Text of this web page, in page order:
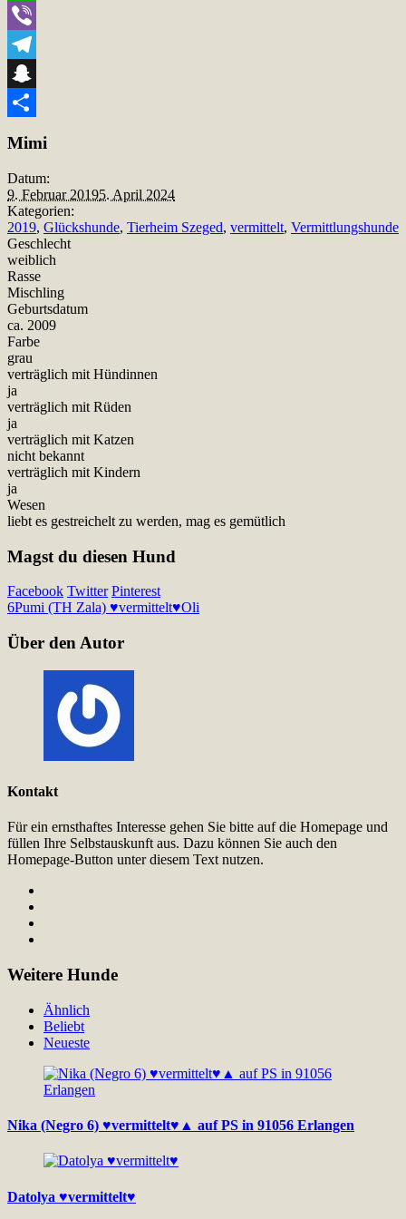
WhatsApp
Viber
Telegram
Snapchat
Mimi
Datum:
9. Februar 20195. April 2024
Kategorien:
2019, Glückshunde, Tierheim Szeged, vermittelt, Vermittlungshunde
Geschlecht
weiblich
Rasse
Mischling
Geburtsdatum
ca. 2009
Farbe
grau
verträglich mit Hündinnen
ja
verträglich mit Rüden
ja
verträglich mit Katzen
nicht bekannt
verträglich mit Kindern
ja
Wesen
liebt es gestreichelt zu werden, mag es gemütlich
Magst du diesen Hund
Facebook Twitter Pinterest
6Pumi (TH Zala) ♥vermittelt♥Oli
Über den Autor
Kontakt
Für ein ernsthaftes Interesse gehen Sie bitte auf die Homepage und
füllen Ihre Selbstauskunft aus. Dazu können Sie auch den
Homepage-Button unter diesem Text nutzen.
Weitere Hunde
Ähnlich
Beliebt
Neueste
Nika (Negro 6) ♥vermittelt♥▲ auf PS in 91056 Erlangen
Datolya ♥vermittelt♥